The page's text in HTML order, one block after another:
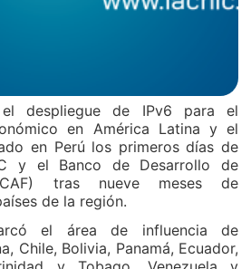
despliegue de IPv6 para el
en América Latina y el
en Perú los primeros días de
y el Banco de Desarrollo de
tras nueve meses de
de la región.
el área de influencia de
Chile, Bolivia, Panamá, Ecuador,